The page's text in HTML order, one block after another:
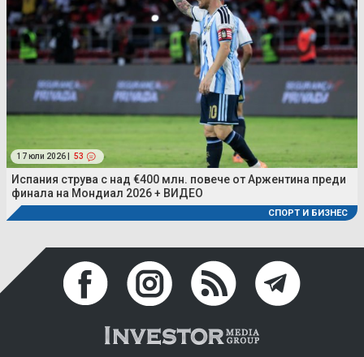
17 юли 2026 | 53
Испания струва с над €400 млн. повече от Аржентина преди
финала на Мондиал 2026 + ВИДЕО
СПОРТ И БИЗНЕС